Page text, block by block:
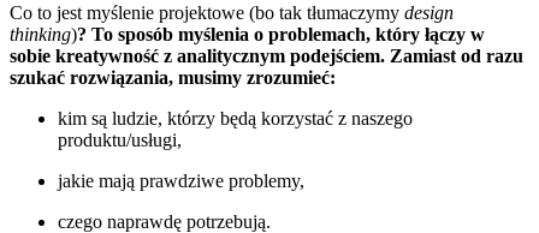
Co to jest myślenie projektowe (bo tak tłumaczymy design
thinking)? To sposób myślenia o problemach, który łączy w
sobie kreatywność z analitycznym podejściem. Zamiast od razu
szukać rozwiązania, musimy zrozumieć:
kim są ludzie, którzy będą korzystać z naszego
produktu/usługi,
jakie mają prawdziwe problemy,
czego naprawdę potrzebują.